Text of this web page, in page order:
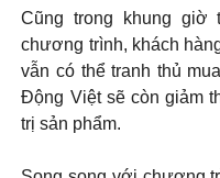
Cũng trong khung
chương trình, khách
vẫn có thể tranh thủ
Động Việt sẽ còn giảm
trị sản phẩm.